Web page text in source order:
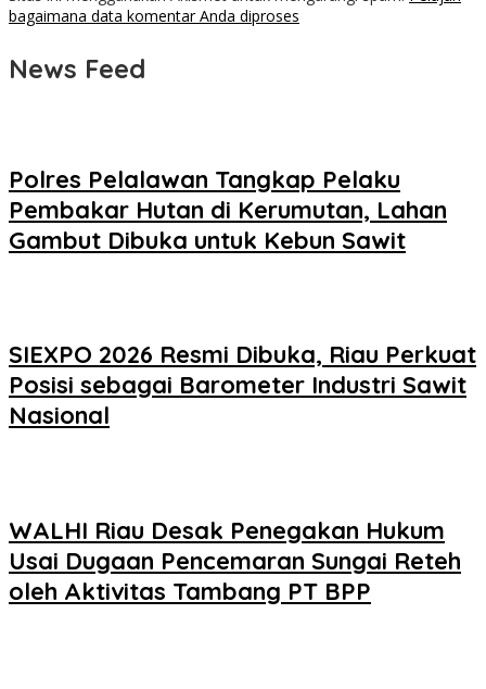
bagaimana data komentar Anda diproses
News Feed
Polres Pelalawan Tangkap Pelaku
Pembakar Hutan di Kerumutan, Lahan
Gambut Dibuka untuk Kebun Sawit
SIEXPO 2026 Resmi Dibuka, Riau Perkuat
Posisi sebagai Barometer Industri Sawit
Nasional
WALHI Riau Desak Penegakan Hukum
Usai Dugaan Pencemaran Sungai Reteh
oleh Aktivitas Tambang PT BPP